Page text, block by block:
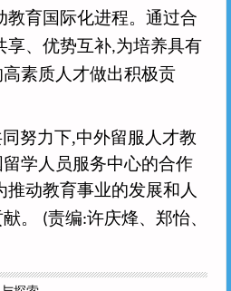
教育国际化进程。通过合
享、优势互补,为培养具有
素质人才做出积极贡
努力下,中外留服人才教
学人员服务中心的合作
推动教育事业的发展和人
。
(责编:许庆烽、郑怡、